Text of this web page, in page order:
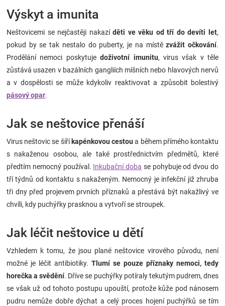
Výskyt a imunita
Neštovicemi se nejčastěji nakazíděti ve věku od tří do devíti let,
pokud by se tak nestalo do puberty, je na místězvážit očkování.
Prodělání nemoci poskytujedoživotní imunitu, virus však v těle
zůstává usazen v bazálních gangliích míšních nebo hlavových nervů
a v dospělosti se může kdykoliv reaktivovat a způsobit bolestivý
pásový opar.
Jak se neštovice přenáší
Virus neštovic se šíří kapénkovou cestoua během přímého kontaktu
s nakaženou osobou, ale také prostřednictvím předmětů, které
předtím nemocný používal. Inkubační doba se pohybuje od dvou do
tří týdnů od kontaktu s nakaženým. Nemocný je infekční již zhruba
tři dny před projevem prvních příznaků a přestává být nakažlivý ve
chvíli, kdy puchýřky prasknou a vytvoří se stroupek.
Jak léčit neštovice u dětí
Vzhledem k tomu, že jsou plané neštovice virového původu, není
možné je léčit antibiotiky. Tlumí se pouze příznaky nemoci, tedy
horečka a svědění. Dříve se puchýřky potíraly tekutým pudrem, dnes
se však už od tohoto postupu upouští, protože kůže pod nánosem
pudru nemůže dobře dýchat a celý proces hojení puchýřků se tím